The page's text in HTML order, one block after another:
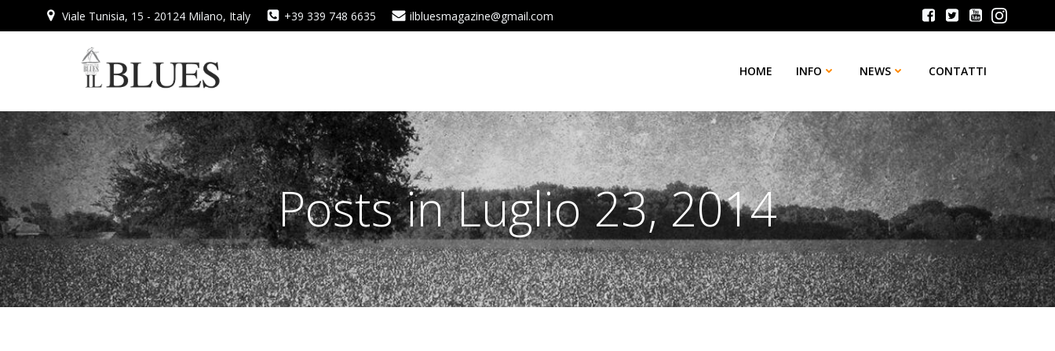
al
Viale Tunisia, 15 - 20124 Milano, Italy +39 339 748 6635 ilbluesmagazine@gmail.com
HOME INFO NEWS CONTATTI
Posts in Luglio 23, 2014